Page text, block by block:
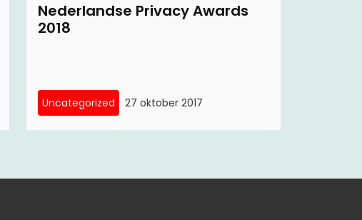
Nederlandse Privacy Awards
2018
Uncategorized 27 oktober 2017